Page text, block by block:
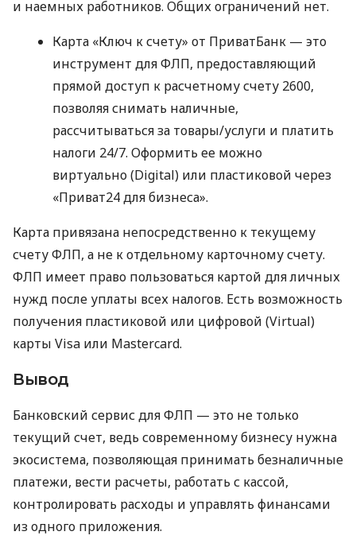
и наемных работников. Общих ограничений нет.
Карта «Ключ к счету» от ПриватБанк — это
инструмент для ФЛП, предоставляющий
прямой доступ к расчетному счету 2600,
позволяя снимать наличные,
рассчитываться за товары/услуги и платить
налоги 24/7. Оформить ее можно
виртуально (Digital) или пластиковой через
«Приват24 для бизнеса».
Карта привязана непосредственно к текущему
счету ФЛП, а не к отдельному карточному счету.
ФЛП имеет право пользоваться картой для личных
нужд после уплаты всех налогов. Есть возможность
получения пластиковой или цифровой (Virtual)
карты Visa или Mastercard.
Вывод
Банковский сервис для ФЛП — это не только
текущий счет, ведь современному бизнесу нужна
экосистема, позволяющая принимать безналичные
платежи, вести расчеты, работать с кассой,
контролировать расходы и управлять финансами
из одного приложения.